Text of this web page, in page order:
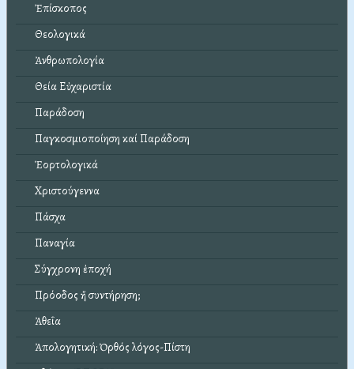
Ἐπίσκοπος
Θεολογικά
Ἀνθρωπολογία
Θεία Εὐχαριστία
Παράδοση
Παγκοσμιοποίηση καί Παράδοση
Ἑορτολογικά
Χριστούγεννα
Πάσχα
Παναγία
Σύγχρονη ἐποχή
Πρόοδος ἤ συντήρηση;
Ἀθεΐα
Ἀπολογητική: Ὀρθός λόγος-Πίστη